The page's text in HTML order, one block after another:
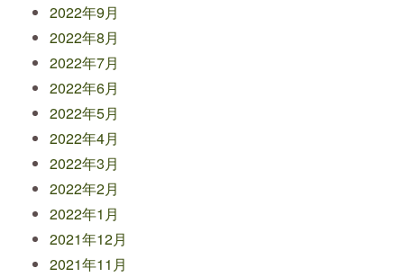
2022年9月
2022年8月
2022年7月
2022年6月
2022年5月
2022年4月
2022年3月
2022年2月
2022年1月
2021年12月
2021年11月